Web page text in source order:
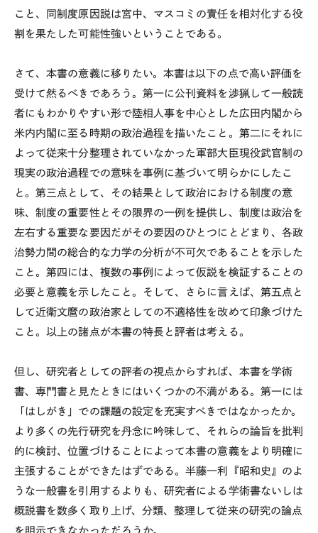
こと、同制度原因説は宮中、マスコミの責任を相対化する役
割を果たした可能性強いということである。
さて、本書の意義に移りたい。本書は以下の点で高い評価を
受けて然るべきであろう。第一に公刊資料を渉猟して一般読
者にもわかりやすい形で陸相人事を中心とした広田内閣から
米内内閣に至る時期の政治過程を描いたこと。第二にそれに
よって従来十分整理されていなかった軍部大臣現役武官制の
現実の政治過程での意味を事例に基づいて明らかにしたこ
と。第三点として、その結果として政治における制度の意
味、制度の重要性とその限界の一例を提供し、制度は政治を
左右する重要な要因だがその要因のひとつにとどまり、各政
治勢力間の総合的な力学の分析が不可欠であることを示した
こと。第四には、複数の事例によって仮説を検証することの
必要と意義を示したこと。そして、さらに言えば、第五点と
して近衛文麿の政治家としての不適格性を改めて印象づけた
こと。以上の諸点が本書の特長と評者は考える。
但し、研究者としての評者の視点からすれば、本書を学術
書、専門書と見たときにはいくつかの不満がある。第一には
「はしがき」での課題の設定を充実すべきではなかったか。
より多くの先行研究を丹念に吟味して、それらの論旨を批判
的に検討、位置づけることによって本書の意義をより明確に
主張することができたはずである。半藤一利『昭和史』のよ
うな一般書を引用するよりも、研究者による学術書ないしは
概説書を数多く取り上げ、分類、整理して従来の研究の論点
を明示できなかっただろうか。